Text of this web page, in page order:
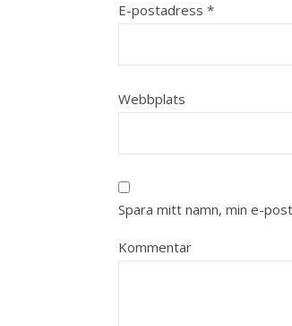
E-postadress *
Webbplats
Spara mitt namn, min e-
Kommentar